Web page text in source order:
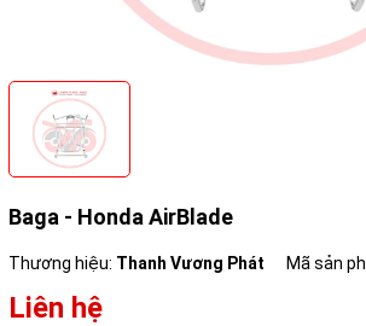
Baga - Honda AirBlade
Thương hiệu: Thanh Vương Phát Mã sản
Liên hệ